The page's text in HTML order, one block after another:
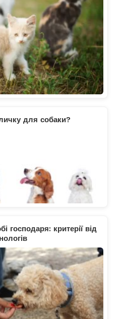
для собаки?
господаря: критерії від